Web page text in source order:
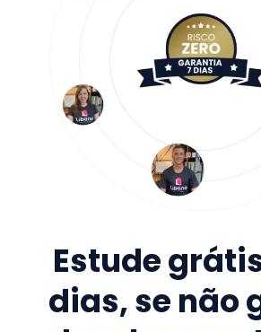
Estude
dias, se não